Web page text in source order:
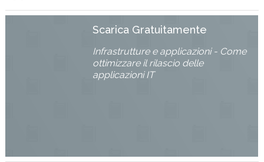
Scarica Gratuitamente
Infrastrutture e applicazioni - Come
ottimizzare il rilascio delle
applicazioni IT